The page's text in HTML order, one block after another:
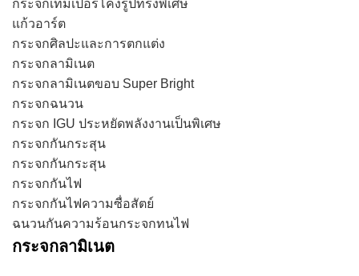
กระจกเทมเปอร์โค้งรูปทรงพิเศษ
แก้วอาร์ต
กระจกศิลปะและการตกแต่ง
กระจกลามิเนต
กระจกลามิเนตขอบ Super Bright
กระจกฉนวน
กระจก IGU ประหยัดพลังงานเป็นพิเศษ
กระจกกันกระสุน
กระจกกันกระสุน
กระจกกันไฟ
กระจกกันไฟความซื่อสัตย์
ฉนวนกันความร้อนกระจกทนไฟ
กระจกลามิเนต